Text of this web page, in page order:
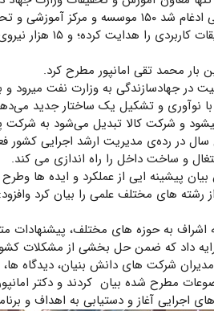
تحقیقاتی نداشت؛ اما وقتی ادغام شد
حدود ۱۰ هزار
بار محمد تقی امانپور مطرح کرد.
۲۲ سال فعالیت در جهادسازندگی به وزارت
نوآوری و تشکیل یک ساختار جدید
و شرکت کالا تبدیل می‌شود به شرکت
در رده‌ی مدیریت ارشد اجرایی کشور
و ساخت داخل را راه اندازی می کند.
بیان پیشینه ایی از عملکرد و ایده ها
رشته های مختلف علمی را بیان کرد
به حوزه های مختلف، پیشنهادات
داد که ضمن حل بخشی از مشکلات
شرکت های دانش بنیان، دیدگاه
مطرح شده بیان کردند و دکتر
اجرایی آغاز و دستیابی به اهداف و